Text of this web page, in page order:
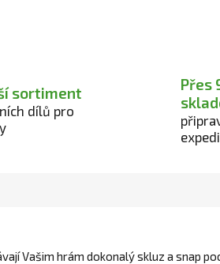
sortiment
dílů pro
Přes
Vašim hrám dokonalý skluz a snap